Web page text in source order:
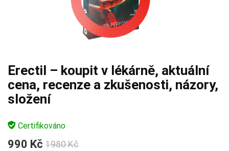
Erectil – koupit v lékárně, aktuální
cena, recenze a zkušenosti, názory,
složení
Certifikováno
990 Kč 1980 Kč